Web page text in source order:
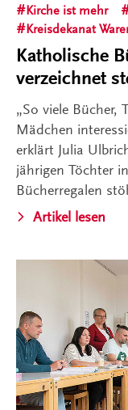
Kirche ist mehr
Kreisdekanat
Katholische
verzeichnet
„So viele Bücher,
Mädchen
erklärt Julia
jährigen Töchter
Bücherregalen
Artikel lesen